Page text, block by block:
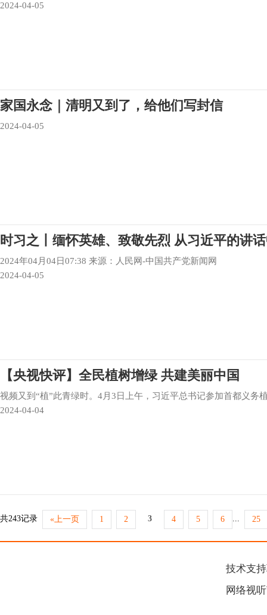
2024-04-05
家国永念｜清明又到了，给他们写封信
2024-04-05
时习之丨缅怀英雄、致敬先烈 从习近平的讲
2024年04月04日07:38 来源：人民网-中国共产党新闻网
2024-04-05
【央视快评】全民植树增绿 共建美丽中国
视频又到“植”此青绿时。4月3日上午，习近平总书记参加首都义务
2024-04-04
共243记录 «上一页 1 2 3 4 5 6 ... 25
技术支
网络视